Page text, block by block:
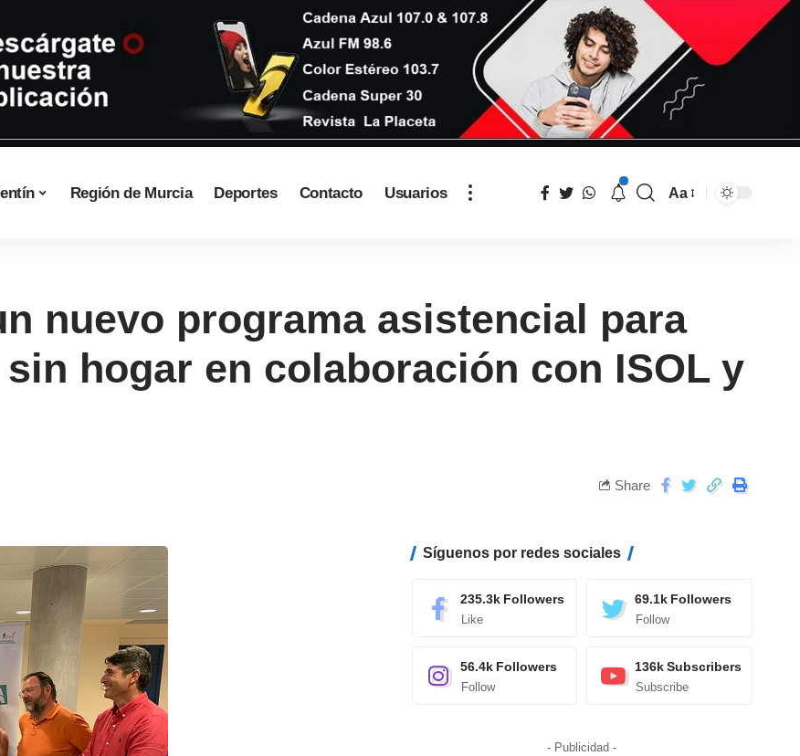
Región de Murcia Deportes Contacto Usuarios Aa
nuevo programa asistencial para
hogar en colaboración con ISOL y
Share
Síguenos por redes sociales
235.3k Followers
Like
69.1k Followers
Follow
56.4k Followers
Follow
136k Subscribers
Subscribe
- Publicidad -